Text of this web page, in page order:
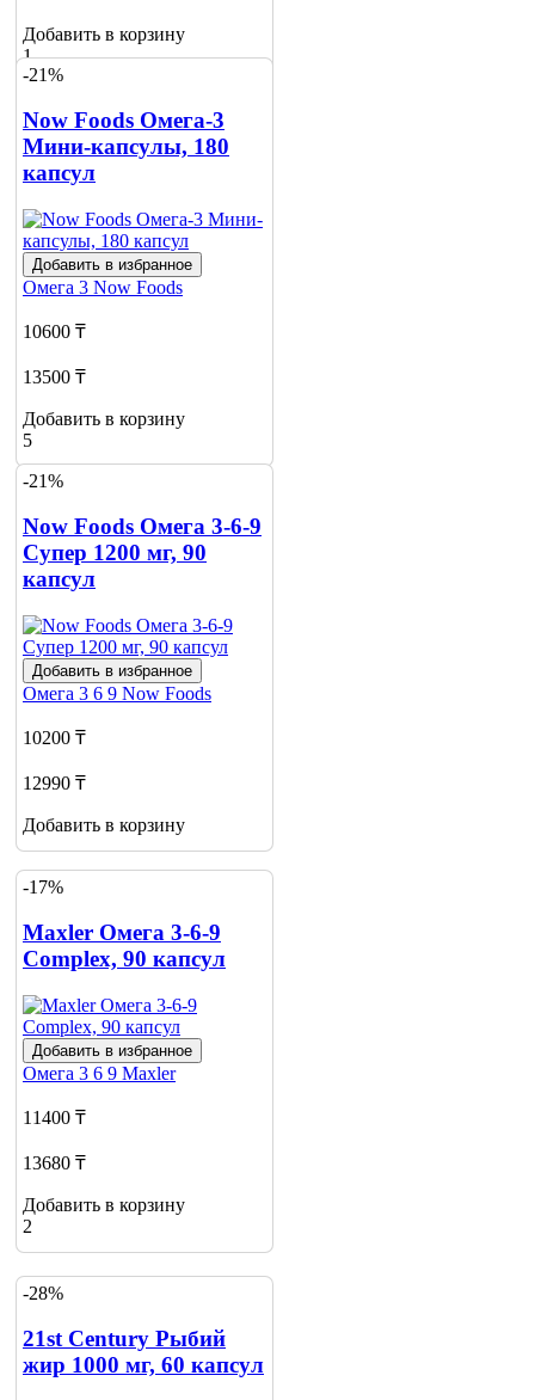
Добавить в корзину
1
-21%
Now Foods Омега-3
Мини-капсулы, 180
капсул
Добавить в избранное
Омега 3 Now Foods
10600 ₸
13500 ₸
Добавить в корзину
5
-21%
Now Foods Омега 3-6-9
Супер 1200 мг, 90
капсул
Добавить в избранное
Омега 3 6 9 Now Foods
10200 ₸
12990 ₸
Добавить в корзину
-17%
Maxler Омега 3-6-9
Сomplex, 90 капсул
Добавить в избранное
Омега 3 6 9 Maxler
11400 ₸
13680 ₸
Добавить в корзину
2
-28%
21st Century Рыбий
жир 1000 мг, 60 капсул